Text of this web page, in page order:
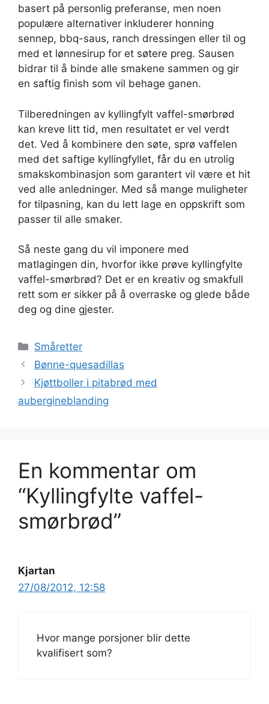
basert på personlig preferanse, men noen
populære alternativer inkluderer honning
sennep, bbq-saus, ranch dressingen eller til og
med et lønnesirup for et søtere preg. Sausen
bidrar til å binde alle smakene sammen og gir
en saftig finish som vil behage ganen.
Tilberedningen av kyllingfylt vaffel-smørbrød
kan kreve litt tid, men resultatet er vel verdt
det. Ved å kombinere den søte, sprø vaffelen
med det saftige kyllingfyllet, får du en utrolig
smakskombinasjon som garantert vil være et hit
ved alle anledninger. Med så mange muligheter
for tilpasning, kan du lett lage en oppskrift som
passer til alle smaker.
Så neste gang du vil imponere med
matlagingen din, hvorfor ikke prøve kyllingfylte
vaffel-smørbrød? Det er en kreativ og smakfull
rett som er sikker på å overraske og glede både
deg og dine gjester.
Kategorier
Småretter
Bønne-quesadillas
Kjøttboller i pitabrød med
aubergineblanding
En kommentar om
“Kyllingfylte vaffel-
smørbrød”
Kjartan
27/08/2012, 12:58
Hvor mange porsjoner blir dette
kvalifisert som?